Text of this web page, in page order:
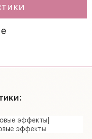
эффекты|
эффекты